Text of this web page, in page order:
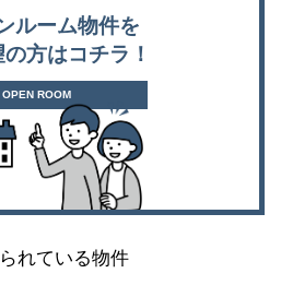
ルーム物件を
の方はコチラ！
OPEN ROOM
れている物件